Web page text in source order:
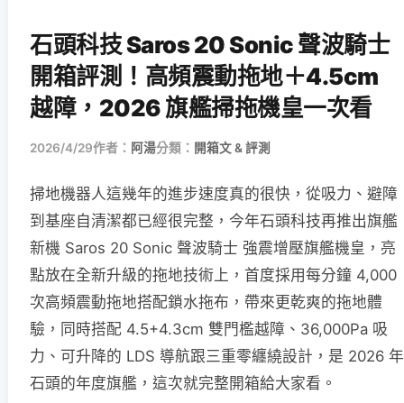
石頭科技 Saros 20 Sonic 聲波騎士
開箱評測！高頻震動拖地＋4.5cm
越障，2026 旗艦掃拖機皇一次看
2026/4/29作者： 阿湯分類： 開箱文 & 評測
掃地機器人這幾年的進步速度真的很快，從吸力、避障
到基座自清潔都已經很完整，今年石頭科技再推出旗艦
新機 Saros 20 Sonic 聲波騎士 強震增壓旗艦機皇，亮
點放在全新升級的拖地技術上，首度採用每分鐘 4,000
次高頻震動拖地搭配鎖水拖布，帶來更乾爽的拖地體
驗，同時搭配 4.5+4.3cm 雙門檻越障、36,000Pa 吸
力、可升降的 LDS 導航跟三重零纏繞設計，是 2026 年
石頭的年度旗艦，這次就完整開箱給大家看。